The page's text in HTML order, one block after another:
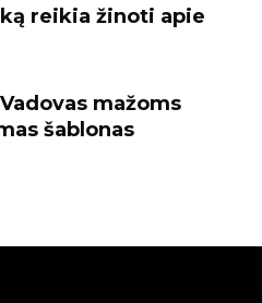
ką reikia žinoti apie
mažoms
šablonas